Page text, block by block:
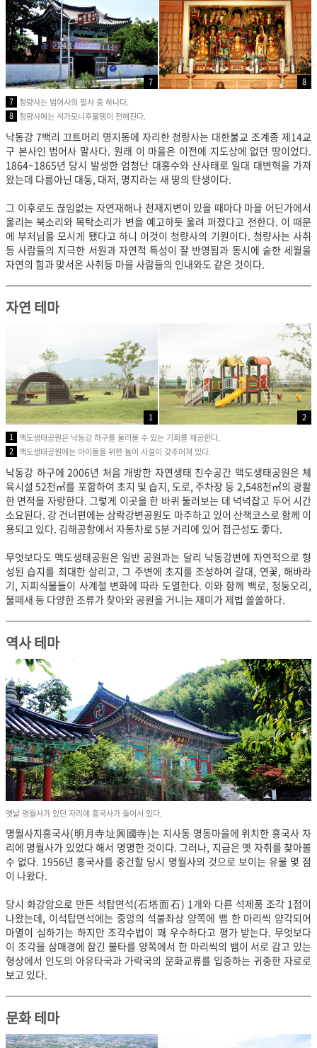
7
8
7 청량사는 범어사의 말사 중 하나다.
8 청량사에는 석가모니후불탱이 전해진다.
낙동강 7백리 끄트머리 명지동에 자리한 청량사는 대한불교 조계종 제14교
구 본사인 범어사 말사다. 원래 이 마을은 이전에 지도상에 없던 땅이었다.
1864~1865년 당시 발생한 엄청난 대홍수와 산사태로 일대 대변혁을 가져
왔는데 다름아닌 대동, 대저, 명지라는 새 땅의 탄생이다.
그 이후로도 끊임없는 자연재해나 천재지변이 있을 때마다 마을 어딘가에서
울리는 북소리와 목탁소리가 변을 예고하듯 울려 퍼졌다고 전한다. 이 때문
에 부처님을 모시게 됐다고 하니 이것이 청량사의 기원이다. 청량사는 사취
등 사람들의 지극한 서원과 자연적 특성이 잘 반영됨과 동시에 숱한 세월을
자연의 힘과 맞서온 사취등 마을 사람들의 인내와도 같은 것이다.
자연 테마
1
2
1 맥도생태공원은 낙동강 하구를 둘러볼 수 있는 기회를 제공한다.
2 맥도생태공원에는 아이들을 위한 놀이 시설이 갖추어져 있다.
낙동강 하구에 2006년 처음 개방한 자연생태 친수공간 맥도생태공원은 체
육시설 52천㎡를 포함하여 초지 및 습지, 도로, 주차장 등 2,548천㎡의 광활
한 면적을 자랑한다. 그렇게 이곳을 한 바퀴 둘러보는 데 넉넉잡고 두어 시간
소요된다. 강 건너편에는 삼락강변공원도 마주하고 있어 산책코스로 함께 이
용되고 있다. 김해공항에서 자동차로 5분 거리에 있어 접근성도 좋다.
무엇보다도 맥도생태공원은 일반 공원과는 달리 낙동강변에 자연적으로 형
성된 습지를 최대한 살리고, 그 주변에 초지를 조성하여 갈대, 연꽃, 해바라
기, 지피식물들이 사계절 변화에 따라 도열한다. 이와 함께 백로, 청둥오리,
물떼새 등 다양한 조류가 찾아와 공원을 거니는 재미가 제법 쏠쏠하다.
역사 테마
옛날 명월사가 있던 자리에 흥국사가 들어서 있다.
명월사지흥국사(明月寺址興國寺)는 지사동 명동마을에 위치한 흥국사 자
리에 명월사가 있었다 해서 명명한 것이다. 그러나, 지금은 옛 자취를 찾아볼
수 없다. 1956년 흥국사를 중건할 당시 명월사의 것으로 보이는 유물 몇 점
이 나왔다.
당시 화강암으로 만든 석탑면석(石塔面石) 1개와 다른 석제품 조각 1점이
나왔는데, 이석탑면석에는 중앙의 석불좌상 양쪽에 뱀 한 마리씩 양각되어
마멸이 심하기는 하지만 조각수법이 꽤 우수하다고 평가 받는다. 무엇보다
이 조각을 삼매경에 잠긴 불타를 양쪽에서 한 마리씩의 뱀이 서로 감고 있는
형상에서 인도의 아유타국과 가락국의 문화교류를 입증하는 귀중한 자료로
보고 있다.
문화 테마